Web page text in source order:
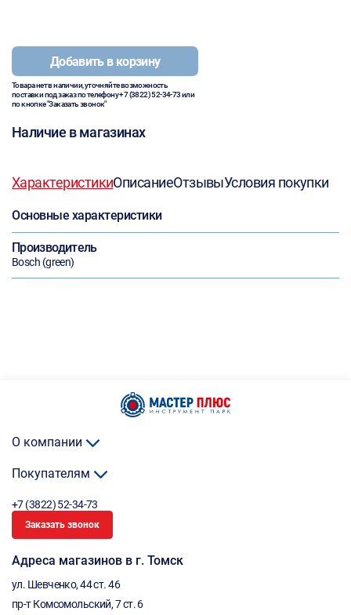
Добавить в корзину
Товара нет в наличии, уточняйте возможность
поставки под заказ по телефону+7 (3822) 52-34-73или
по кнопке "Заказать звонок"
Наличие в магазинах
ХарактеристикиОписаниеОтзывыУсловия покупки
Основные характеристики
Производитель
Bosch (green)
О компании
Покупателям
+7 (3822) 52-34-73
Заказать звонок
Адреса магазинов в г. Томск
ул. Шевченко, 44 ст. 46
пр-т Комсомольский, 7 ст. 6